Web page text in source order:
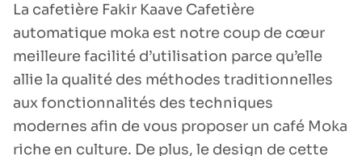
La cafetière Fakir Kaave Cafetière
automatique moka est notre coup de cœur
meilleure facilité d’utilisation parce qu’elle
allie la qualité des méthodes traditionnelles
aux fonctionnalités des techniques
modernes afin de vous proposer un café Moka
riche en culture. De plus, le design de cette